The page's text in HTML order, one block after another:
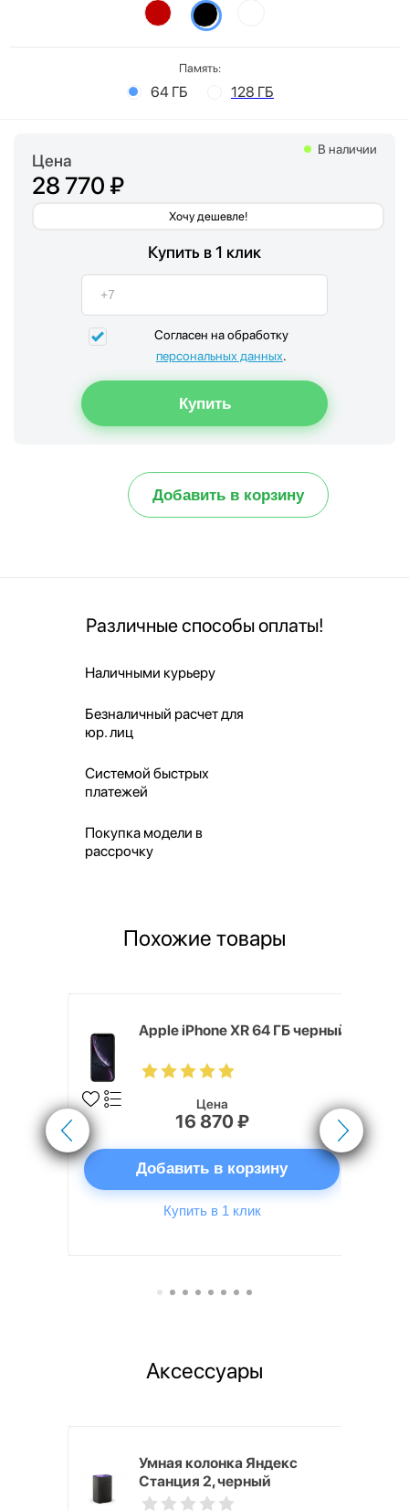
Память:
64 ГБ 128 ГБ
Цена
28 770 ₽
Хочу дешевле!
В наличии
Купить в 1 клик
Согласен на обработку
персональных данных.
Добавить в корзину
Различные способы оплаты!
Наличными курьеру
Безналичный расчет для
юр. лиц
Системой быстрых
платежей
Покупка модели в
рассрочку
Похожие товары
Apple iPhone XR 64 ГБ черный
Цена
16 870 ₽
Добавить в корзину
Купить в 1 клик
Аксессуары
Умная колонка Яндекс
Станция 2, черный